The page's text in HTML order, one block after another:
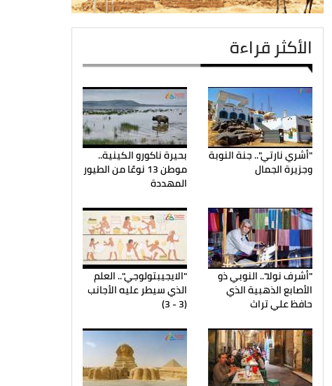
الأكثر قراءة
"أشري نارتي".. جنة النوبة
وجزيرة الجمال
بحيرة ناكورو الكينية..
موطن 13 نوعًا من الطيور
المهددة
"أشرف نولا".. النوبي ذو
الأصابع الذهبية الذي
حافظ علي تراث
"الايجيبتولوجي".. العلم
الذي سيطر عليه الأجانب
(3 - 3)